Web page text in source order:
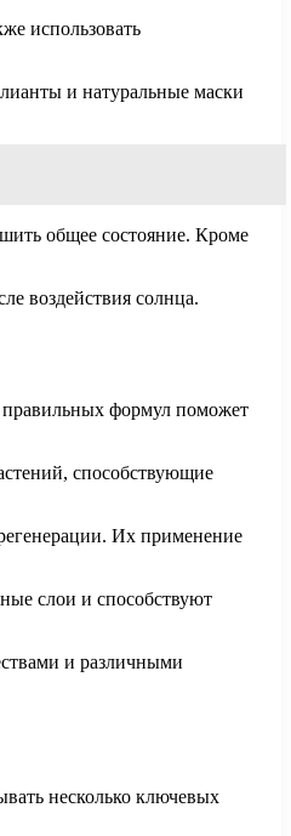
использовать
и натуральные маски
общее состояние. Кроме
воздействия солнца.
правильных формул поможет
способствующие
Их применение
слои и способствуют
и различными
несколько ключевых